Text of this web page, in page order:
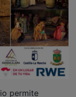
Turístico
que incluye
a María, los